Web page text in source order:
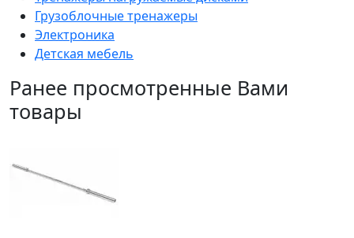
Грузоблочные тренажеры
Электроника
Детская мебель
Ранее просмотренные Вами
товары